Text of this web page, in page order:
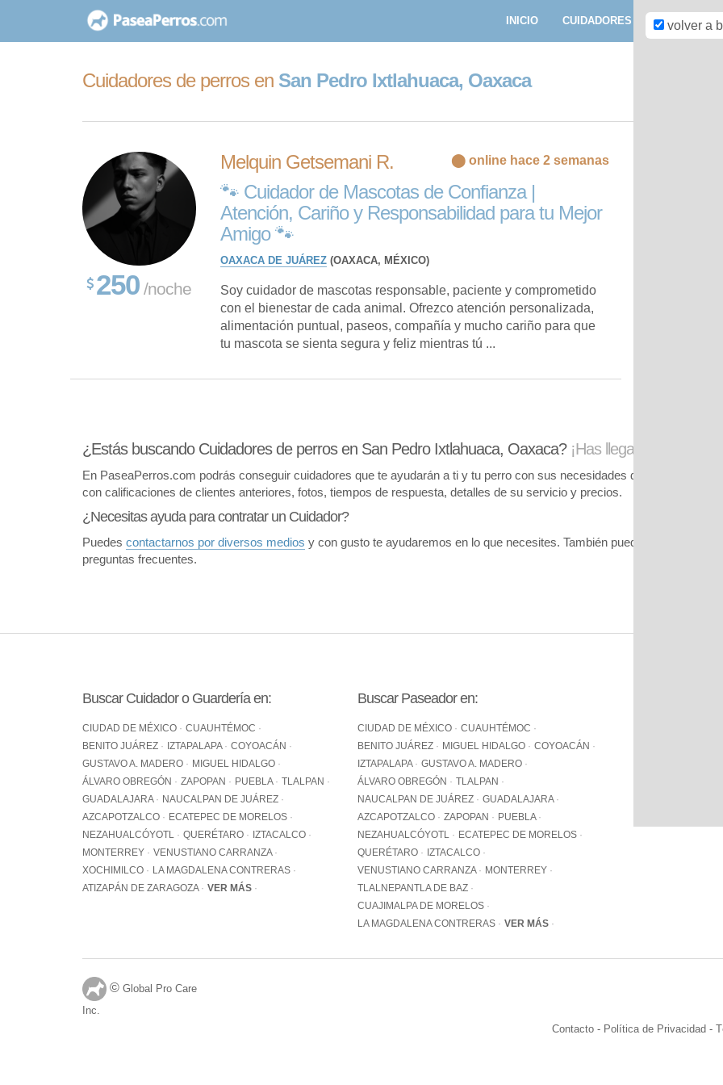
contenido
INICIO CUIDADORES
Cuidadores de perros en San Pedro Ixtlahuaca, Oaxaca
250 /noche
Melquin Getsemani R. ⬤ online hace 2 semanas
🐾 Cuidador de Mascotas de Confianza |
Atención, Cariño y Responsabilidad para tu Mejor
Amigo 🐾
OAXACA DE JUÁREZ(OAXACA, MÉXICO)
Soy cuidador de mascotas responsable, paciente y comprometido
con el bienestar de cada animal. Ofrezco atención personalizada,
alimentación puntual, paseos, compañía y mucho cariño para que
tu mascota se sienta segura y feliz mientras tú ...
volver a
¿Estás buscando Cuidadores de perros en San Pedro Ixtlahuaca, Oaxaca? ¡Has llegado al lugar
En PaseaPerros.com podrás conseguir cuidadores que te ayudarán a ti y tu perro con sus necesidades de cuidado.
con calificaciones de clientes anteriores, fotos, tiempos de respuesta, detalles de su servicio y precios.
¿Necesitas ayuda para contratar un Cuidador?
Puedes contactarnos por diversos medios y con gusto te ayudaremos en lo que necesites. También puedes visitar
preguntas frecuentes.
Buscar Cuidador o Guardería en:
CIUDAD DE MÉXICO
CUAUHTÉMOC
BENITO JUÁREZ
IZTAPALAPA
COYOACÁN
GUSTAVO A. MADERO
MIGUEL HIDALGO
ÁLVARO OBREGÓN
ZAPOPAN PUEBLA
TLALPAN
GUADALAJARA
NAUCALPAN DE JUÁREZ
AZCAPOTZALCO
ECATEPEC DE MORELOS
NEZAHUALCÓYOTL
QUERÉTARO
IZTACALCO
MONTERREY
VENUSTIANO CARRANZA
XOCHIMILCO
LA MAGDALENA CONTRERAS
ATIZAPÁN DE ZARAGOZA
VER MÁS
Buscar Paseador en:
CIUDAD DE MÉXICO
CUAUHTÉMOC
BENITO JUÁREZ
MIGUEL HIDALGO
COYOACÁN
IZTAPALAPA
GUSTAVO A. MADERO
ÁLVARO OBREGÓN
TLALPAN
NAUCALPAN DE JUÁREZ
GUADALAJARA
AZCAPOTZALCO
ZAPOPAN
PUEBLA
NEZAHUALCÓYOTL
ECATEPEC DE MORELOS
QUERÉTARO
IZTACALCO
VENUSTIANO CARRANZA
MONTERREY
TLALNEPANTLA DE BAZ
CUAJIMALPA DE MORELOS
LA MAGDALENA CONTRERAS
VER MÁS
Contacto - Política de Privacidad -
© Global Pro Care
Inc.